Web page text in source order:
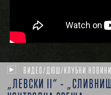
ВИДЕО/ДЮШ/КЛУБНИ НОВИНИ
„ЛЕВСКИ II“ – „СЛИВНИШКИ ГЕРОЙ“ 0:0,